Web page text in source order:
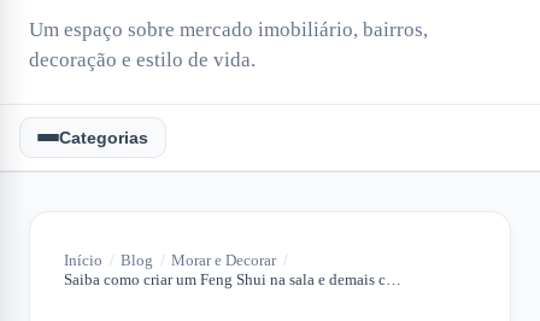
Um espaço sobre mercado imobiliário, bairros,
decoração e estilo de vida.
Categorias
Início / Blog / Morar e Decorar /
Saiba como criar um Feng Shui na sala e demais cômodos do imóvel